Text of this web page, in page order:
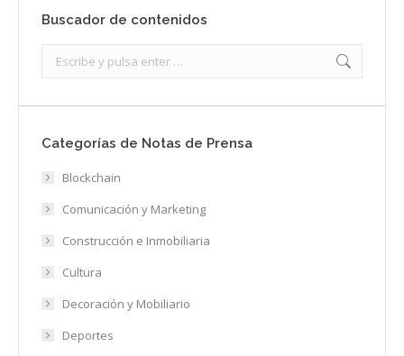
Buscador de contenidos
Categorías de Notas de Prensa
Blockchain
Comunicación y Marketing
Construcción e Inmobiliaria
Cultura
Decoración y Mobiliario
Deportes